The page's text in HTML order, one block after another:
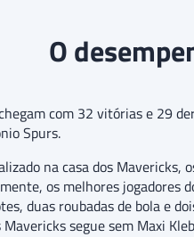
O
com 32 vitórias e 29
Spurs.
na casa dos Mavericks,
os melhores jogadores
duas roubadas de bola e
segue sem Maxi